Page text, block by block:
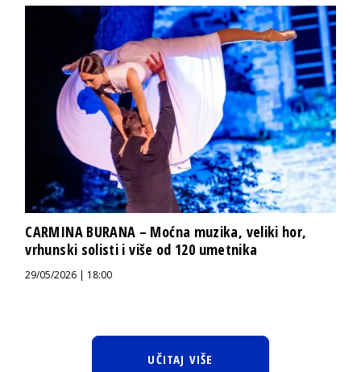
CARMINA BURANA – Moćna muzika, veliki hor,
vrhunski solisti i više od 120 umetnika
29/05/2026 | 18:00
UČITAJ VIŠE